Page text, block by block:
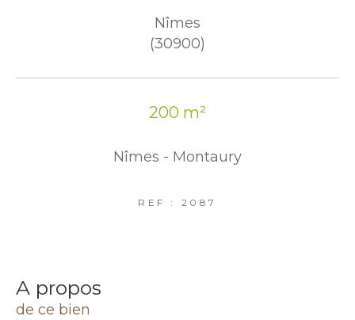
Nîmes
(30900)
200 m²
Nîmes - Montaury
REF : 2087
a propos
de ce bien